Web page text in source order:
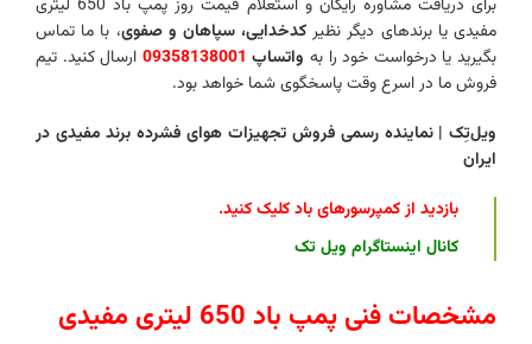
برای دریافت مشاوره رایگان و استعلام قیمت روز پمپ باد 650 لیتری
مفیدی یا برندهای دیگر نظیر کدخدایی، سپاهان و صفوی، با ما تماس
بگیرید یا درخواست خود را به واتساپ 09358138001 ارسال کنید. تیم
فروش ما در اسرع وقت پاسخگوی شما خواهد بود.
ویل‌تِک | نماینده رسمی فروش تجهیزات هوای فشرده برند مفیدی در
ایران
بازدید از کمپرسورهای باد کلیک کنید.
کانال اینستاگرام ویل تک
مشخصات فنی پمپ باد 650 لیتری مفیدی